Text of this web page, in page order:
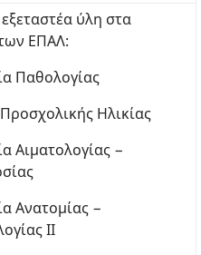
ύλη στα
ΕΠΑΛ:
Παθολογίας
Ηλικίας
Αιματολογίας −
Ανατομίας −
ΙΙ